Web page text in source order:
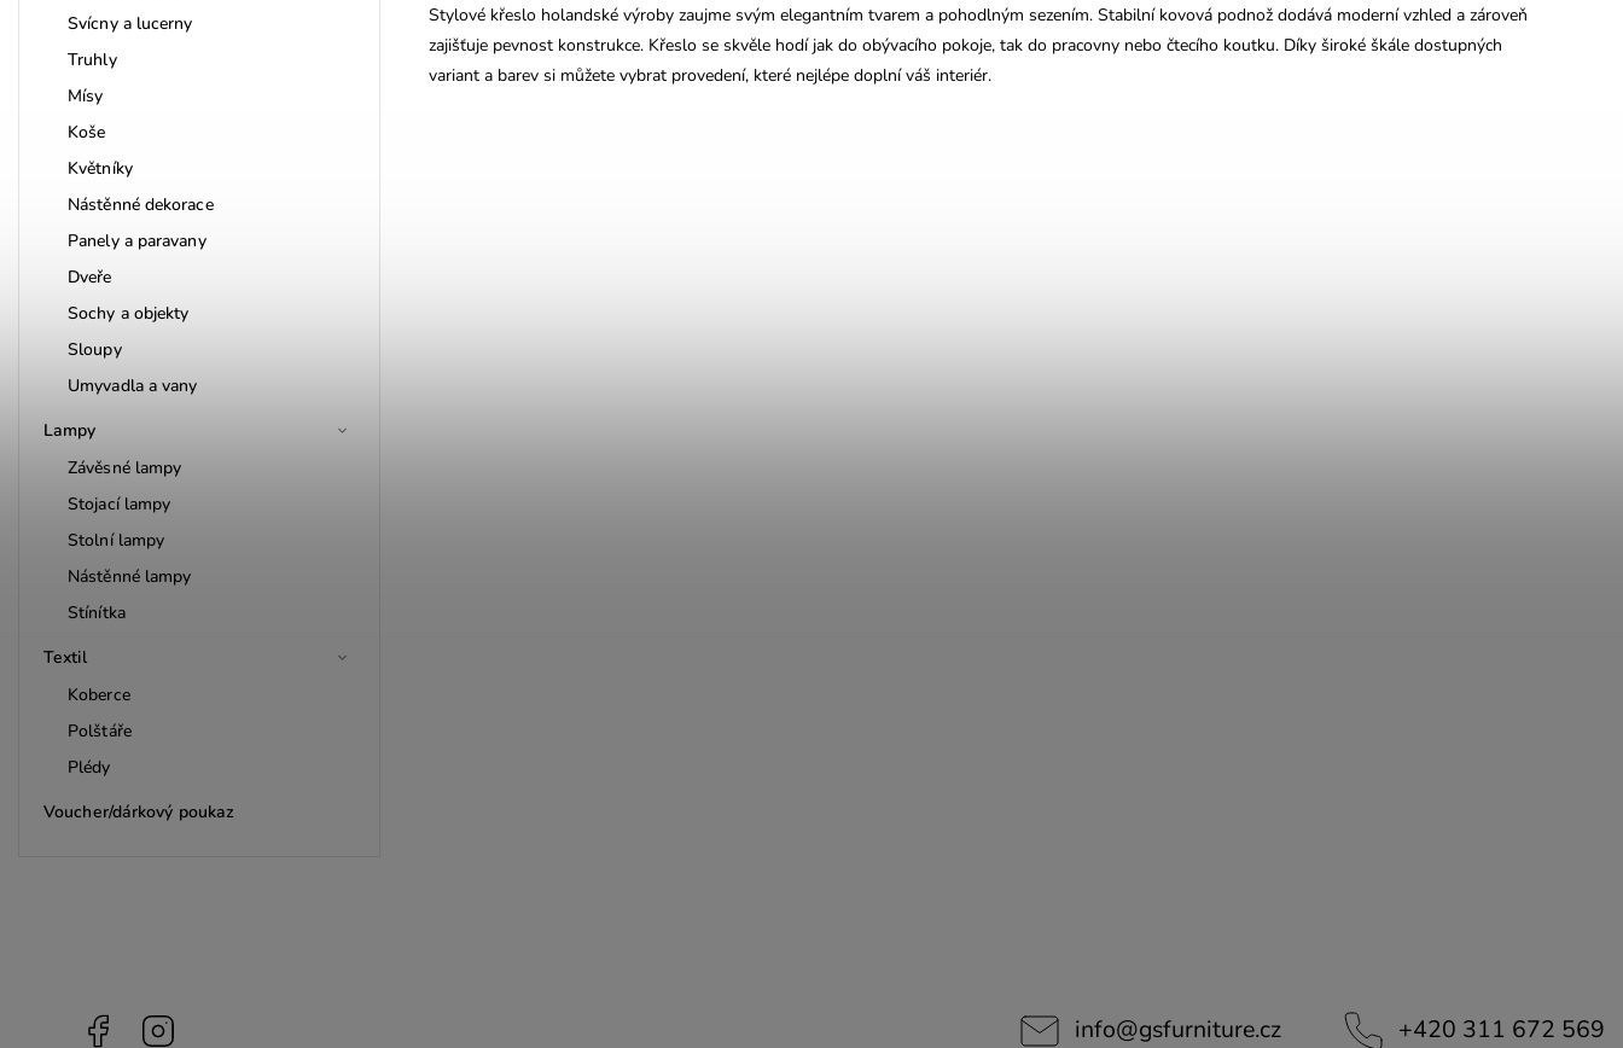
Svícny a lucerny
Truhly
Mísy
Koše
Květníky
Nástěnné dekorace
Panely a paravany
Dveře
Sochy a objekty
Sloupy
Umyvadla a vany
Lampy
Závěsné lampy
Stojací lampy
Stolní lampy
Nástěnné lampy
Stínítka
Textil
Koberce
Polštáře
Plédy
Voucher/dárkový poukaz
Stylové křeslo holandské výroby zaujme svým elegantním tvarem a pohodlným sezením. Stabilní kovová podnož dodává moderní vzhled a zároveň
zajišťuje pevnost konstrukce. Křeslo se skvěle hodí jak do obývacího pokoje, tak do pracovny nebo čtecího koutku. Díky široké škále dostupných
variant a barev si můžete vybrat provedení, které nejlépe doplní váš interiér.
Facebook info@gsfurniture.cz +420 311 672 569